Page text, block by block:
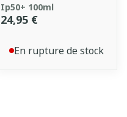
Ip50+ 100ml
24,95 €
En rupture de stock